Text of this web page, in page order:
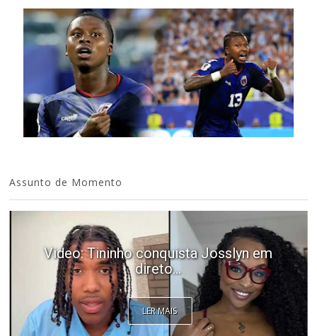
Assunto de Momento
Video: Tininho conquista Josslyn em
direto...
LER MAIS